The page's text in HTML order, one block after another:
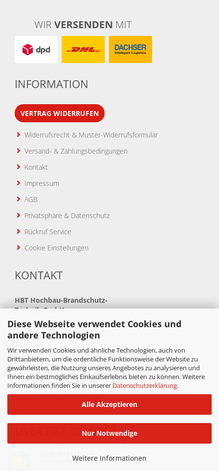
Diese Webseite verwendet Cookies und
andere Technologien
Wir verwenden Cookies und ähnliche Technologien, auch von
Drittanbietern, um die ordentliche Funktionsweise der Website zu
gewährleisten, die Nutzung unseres Angebotes zu analysieren und
Ihnen ein bestmögliches Einkaufserlebnis bieten zu können. Weitere
Informationen finden Sie in unserer Datenschutzerklärung.
Alle Akzeptieren
Nur Notwendige
Weitere Informationen
INFORMATION
VERTRAG WIDERRUFEN
Widerrufsrecht & Muster-Widerrufsformular
Versand- & Zahlungsbedingungen
Kontakt
Impressum
AGB
Privatsphäre & Datenschutz
Rückruf Service
Cookie Einstellungen
KONTAKT
HBT Hochbau-Brandschutz-
Technik GmbH
Neue Bahnhofstraße 41
34621 Frielendorf
Telefon: +49(0)5684 99880
Telefax: +49(0)5684 998888
info@hbt-brandschutz.de
LIVE-CHAT-SUPPORT
(4.85 / 5)
Bewertungen bei: amazon.de, shopvote.de ⓘ